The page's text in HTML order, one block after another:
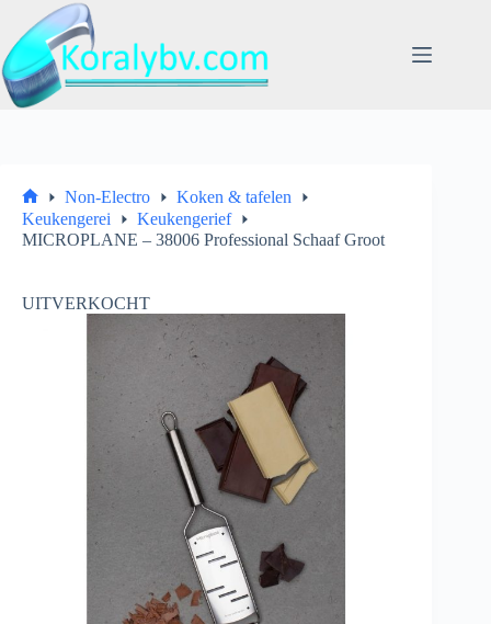
naar
de
inhoud
Home
Non-Electro
Koken & tafelen
Keukengerei
Keukengerief
MICROPLANE – 38006 Professional Schaaf Groot
UITVERKOCHT